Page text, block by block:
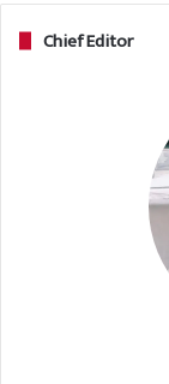
Chief Editor